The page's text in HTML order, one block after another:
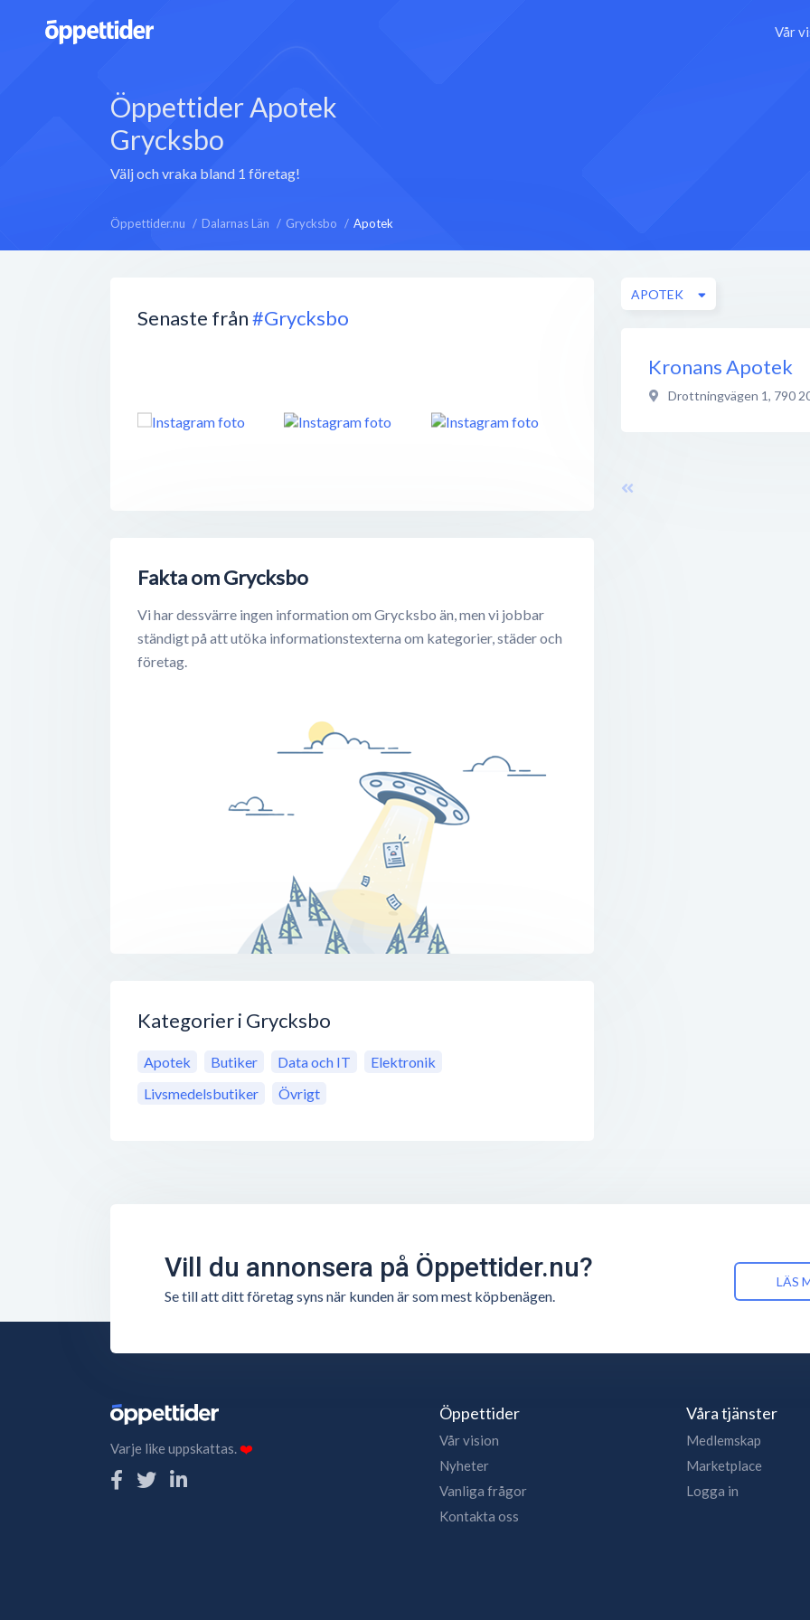
Vår
Öppettider Apotek
Grycksbo
Välj och vraka bland 1 företag!
Öppettider.nu Dalarnas Län Grycksbo Apotek
Senaste från#Grycksbo
Fakta om Grycksbo
Vi har dessvärre ingen information om Grycksbo än, men vi jobbar
ständigt på att utöka informationstexterna om kategorier, städer och
företag.
Kategorier i Grycksbo
Apotek Butiker Data och IT
Elektronik
Livsmedelsbutiker
Övrigt
APOTEK
Kronans Apotek
Drottningvägen 1, 790
Vill du annonsera på Öppettider.nu?
Se till att ditt företag syns när kunden är som mest köpbenägen.
LÄS
Varje like uppskattas.❤️
Öppettider
Vår vision
Nyheter
Vanliga frågor
Kontakta oss
Våra tjänster
Medlemskap
Marketplace
Logga in